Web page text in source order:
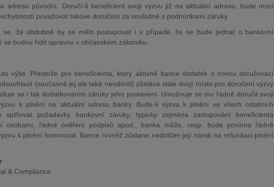
adresu původní. Doručí-li beneficient svoji výzvu již na aktuální adresu, bude moci
považovat takové doručení za souladné s podmínkami záruky.
se, že obdobně by se mělo postupovat i v případě, že se bude jednat o bankovní
se budou řídit úpravou v občanském zákoníku.
výše. Přestože pro beneficienta, který aktivně bance dodatek s novou doručovací
(současně jej ale také neodmítl) zůstává stále dvojí místo pro doručení výzvy
se i tak dodatkováním záruky jeho postavení. Umožnuje se mu řádně doručit svoji
k plnění na aktuální adresu banky. Bude-li výzva k plnění ve všech ostatních
splňovat požadavky bankovní záruky, typicky zejména zastupování beneficienta
osobami, řádné ověření podpisů apod., banka může, resp. bude povinna řádně
k plnění honorovat. Bance rovněž zůstane nedotčen její nárok na refundaci plnění
& Compliance